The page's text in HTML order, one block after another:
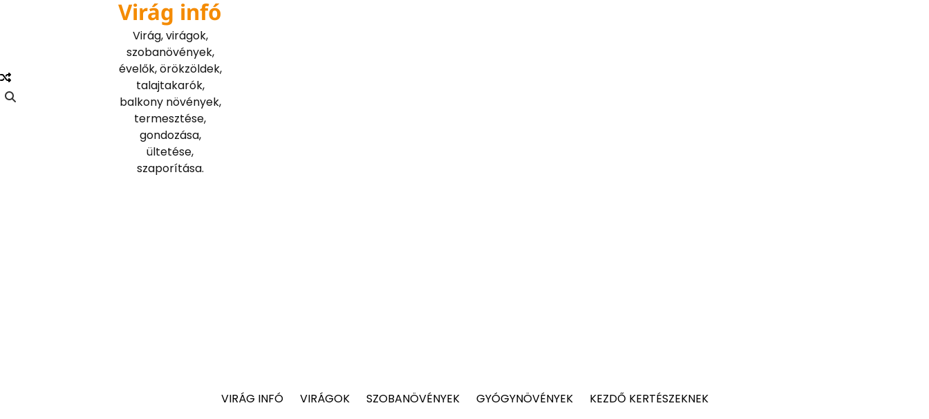
Virág infó
Virág, virágok,
szobanövények,
évelők, örökzöldek,
talajtakarók,
balkony növények,
termesztése,
gondozása,
ültetése,
szaporítása.
VIRÁG INFÓ VIRÁGOK SZOBANÖVÉNYEK GYÓGYNÖVÉNYEK KEZDŐ KERTÉSZEKNEK